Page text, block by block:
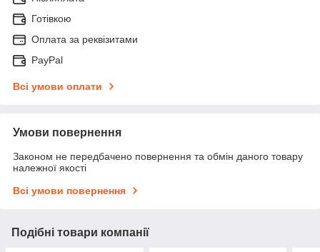
Готівкою
Оплата за реквізитами
PayPal
Всі умови оплати
Умови повернення
Законом не передбачено повернення та обмін даного товару
належної якості
Всі умови повернення
Подібні товари компанії